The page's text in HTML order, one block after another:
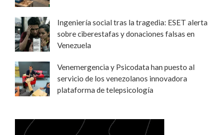
Ingeniería social tras la tragedia: ESET alerta
sobre ciberestafas y donaciones falsas en
Venezuela
Venemergencia y Psicodata han puesto al
servicio de los venezolanos innovadora
plataforma de telepsicología